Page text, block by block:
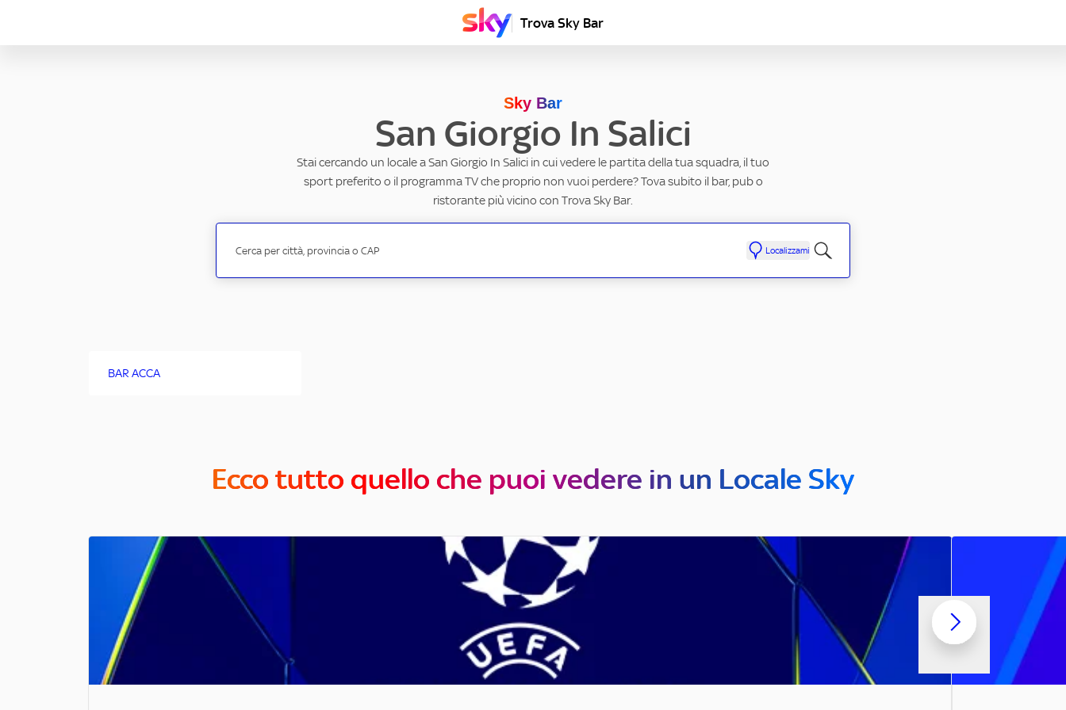
Trova Sky Bar
Sky Bar
San Giorgio In Salici
Stai cercando un locale a San Giorgio In Salici in cui vedere le partita della tua squadra, il tuo
sport preferito o il programma TV che proprio non vuoi perdere? Tova subito il bar, pub o
ristorante più vicino con Trova Sky Bar.
Localizzami
BAR ACCA
Ecco tutto quello che puoi vedere in un Locale Sky